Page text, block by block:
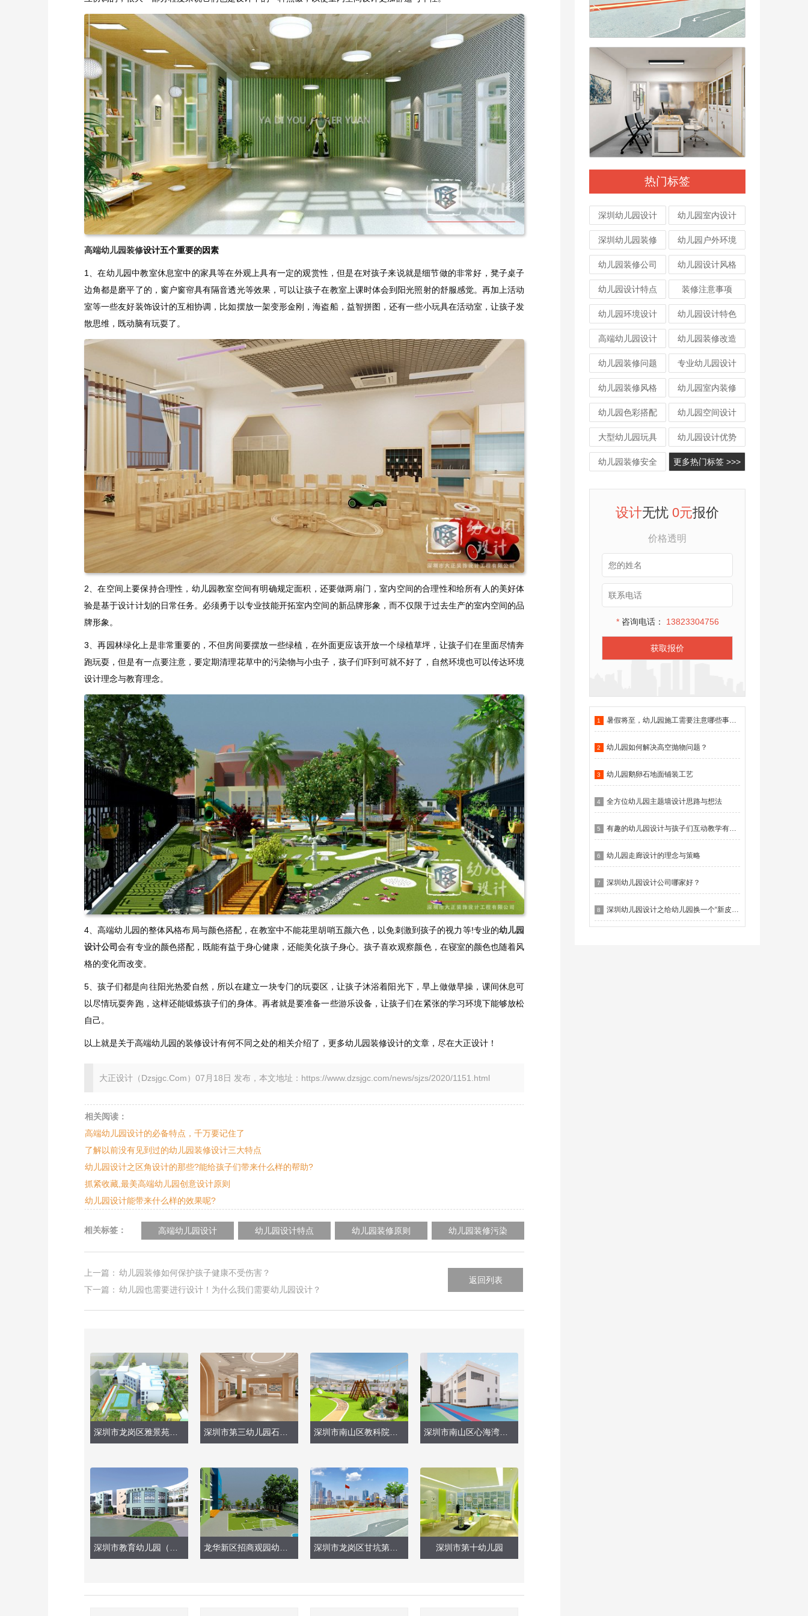
高端幼儿园装修设计五个重要的因素
1、在幼儿园中教室休息室中的家具等在外观上具有一定的观赏性，但是在对孩子来说就是细节做的非常好，凳子桌子
边角都是磨平了的，窗户窗帘具有隔音透光等效果，可以让孩子在教室上课时体会到阳光照射的舒服感觉。再加上活动
室等一些友好装饰设计的互相协调，比如摆放一架变形金刚，海盗船，益智拼图，还有一些小玩具在活动室，让孩子发
散思维，既动脑有玩耍了。
2、在空间上要保持合理性，幼儿园教室空间有明确规定面积，还要做两扇门，室内空间的合理性和给所有人的美好体
验是基于设计计划的日常任务。必须勇于以专业技能开拓室内空间的新品牌形象，而不仅限于过去生产的室内空间的品
牌形象。
3、再园林绿化上是非常重要的，不但房间要摆放一些绿植，在外面更应该开放一个绿植草坪，让孩子们在里面尽情奔
跑玩耍，但是有一点要注意，要定期清理花草中的污染物与小虫子，孩子们吓到可就不好了，自然环境也可以传达环境
设计理念与教育理念。
4、高端幼儿园的整体风格布局与颜色搭配，在教室中不能花里胡哨五颜六色，以免刺激到孩子的视力等!专业的幼儿园
设计公司会有专业的颜色搭配，既能有益于身心健康，还能美化孩子身心。孩子喜欢观察颜色，在寝室的颜色也随着风
格的变化而改变。
5、孩子们都是向往阳光热爱自然，所以在建立一块专门的玩耍区，让孩子沐浴着阳光下，早上做做早操，课间休息可
以尽情玩耍奔跑，这样还能锻炼孩子们的身体。再者就是要准备一些游乐设备，让孩子们在紧张的学习环境下能够放松
自己。
以上就是关于​高端幼儿园的装修设计有何不同之处的相关介绍了，更多幼儿园装修设计的文章，尽在大正设计！
大正设计（Dzsjgc.Com）07月18日 发布，本文地址：https://www.dzsjgc.com/news/sjzs/2020/1151.html
热门标签
深圳幼儿园设计 幼儿园室内设计
深圳幼儿园装修 幼儿园户外环境
幼儿园装修公司 幼儿园设计风格
幼儿园设计特点 装修注意事项
幼儿园环境设计 幼儿园设计特色
高端幼儿园设计 幼儿园装修改造
幼儿园装修问题 专业幼儿园设计
幼儿园装修风格 幼儿园室内装修
幼儿园色彩搭配 幼儿园空间设计
大型幼儿园玩具 幼儿园设计优势
幼儿园装修安全 更多热门标签 >>>
设计无忧0元报价
价格透明
*咨询电话： 13823304756
获取报价
1 暑假将至，幼儿园施工需要注意哪些事项？
2 幼儿园如何解决高空抛物问题？
3 幼儿园鹅卵石地面铺装工艺
4 全方位幼儿园主题墙设计思路与想法
5 有趣的幼儿园设计与孩子们互动教学有什么作用？
6 幼儿园走廊设计的理念与策略
7 深圳幼儿园设计公司哪家好？
8 深圳幼儿园设计之给幼儿园换一个“新皮肤”
相关阅读：
高端幼儿园设计的必备特点，千万要记住了
了解以前没有见到过的幼儿园装修设计三大特点
幼儿园设计之区角设计的那些?能给孩子们带来什么样的帮助?
抓紧收藏,最美高端幼儿园创意设计原则
幼儿园设计能带来什么样的效果呢?
相关标签： 高端幼儿园设计 幼儿园设计特点 幼儿园装修原则 幼儿园装修污染
返回列表
上一篇： 幼儿园装修如何保护孩子健康不受伤害？
下一篇： 幼儿园也需要进行设计！为什么我们需要幼儿园设计？
深圳市龙岗区雅景苑幼儿园（户外操场、游乐玩具） 深圳市第三幼儿园石厦分园（大厅、雨棚） 深圳市南山区教科院附属幼儿园（南山托幼） 深圳市南山区心海湾幼儿园（整体外观、大型玩具）
深圳市第十幼儿园